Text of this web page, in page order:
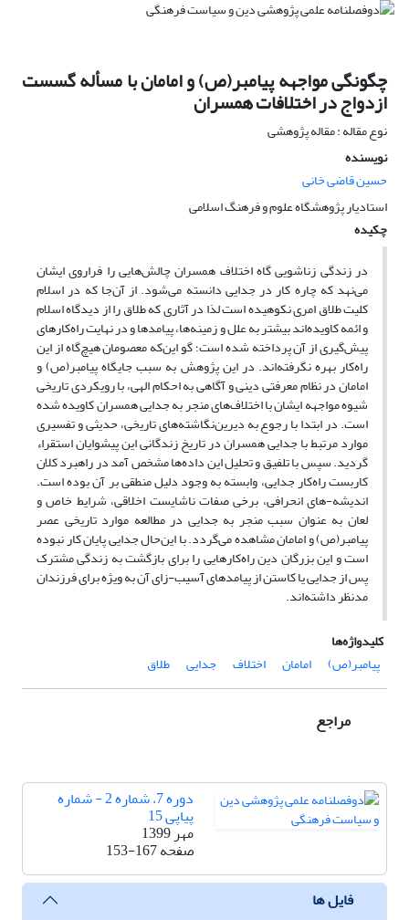
چگونگی مواجهه پیامبر(ص) و امامان با مسأله گسست
ازدواج در اختلافات همسران
نوع مقاله : مقاله پژوهشی
نویسنده
حسین قاضی خانی
استادیار پژوهشگاه علوم و فرهنگ اسلامی
چکیده
در زندگی زناشویی گاه اختلاف همسران چالش‌هایی را فراروی ایشان
می‌نهد که چاره کار در جدایی دانسته می‌شود. از آن‌جا که در اسلام
کلیت طلاق امری نکوهیده است لذا در آثاری که طلاق را از دیدگاه اسلام
و ائمه کاویده‌اند بیشتر به علل و زمینه‌ها، پیامدها و در نهایت راه‌کارهای
پیش‌گیری از آن پرداخته شده است؛ گو این‌که معصومان هیچ‌گاه از این
راه‌کار بهره نگرفته‌اند. در این پژوهش به سبب جایگاه پیامبر(ص) و
امامان در نظام معرفتی دینی و آگاهی به احکام الهی، با رویکردی تاریخی
شیوه مواجهه ایشان با اختلاف‌های منجر به جدایی همسران کاویده شده
است. در ابتدا با رجوع به دیرین‌نگاشته‌های تاریخی، حدیثی و تفسیری
موارد مرتبط با جدایی همسران در تاریخ زندگانی این پیشوایان استقراء
گردید. سپس با تلفیق و تحلیل این داده‌ها مشخص آمد در راهبرد کلان
کاربست راه‌کار جدایی، وابسته به وجود دلیل منطقی بر آن بوده است.
اندیشه-های انحرافی، برخی صفات ناشایست اخلاقی، شرایط خاص و
لعان به عنوان سبب‌ منجر به جدایی در مطالعه موارد تاریخی عصر
پیامبر(ص) و امامان مشاهده می‌گردد. با این‌حال جدایی پایان کار نبوده
است و این بزرگان دین راه‌کارهایی را برای بازگشت به زندگی مشترک
پس از جدایی یا کاستن از پیامدهای آسیب-زای آن به ویژه برای فرزندان
مدنظر داشته‌اند.
کلیدواژه‌ها
پیامبر(ص)
امامان اختلاف جدایی طلاق
مراجع
دوره 7، شماره 2 - شماره
پیاپی 15
مهر 1399
صفحه153-167
فایل ها